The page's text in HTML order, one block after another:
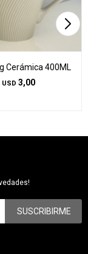
Cerámica 400ML
USD 3,00
SUSCRIBIRME